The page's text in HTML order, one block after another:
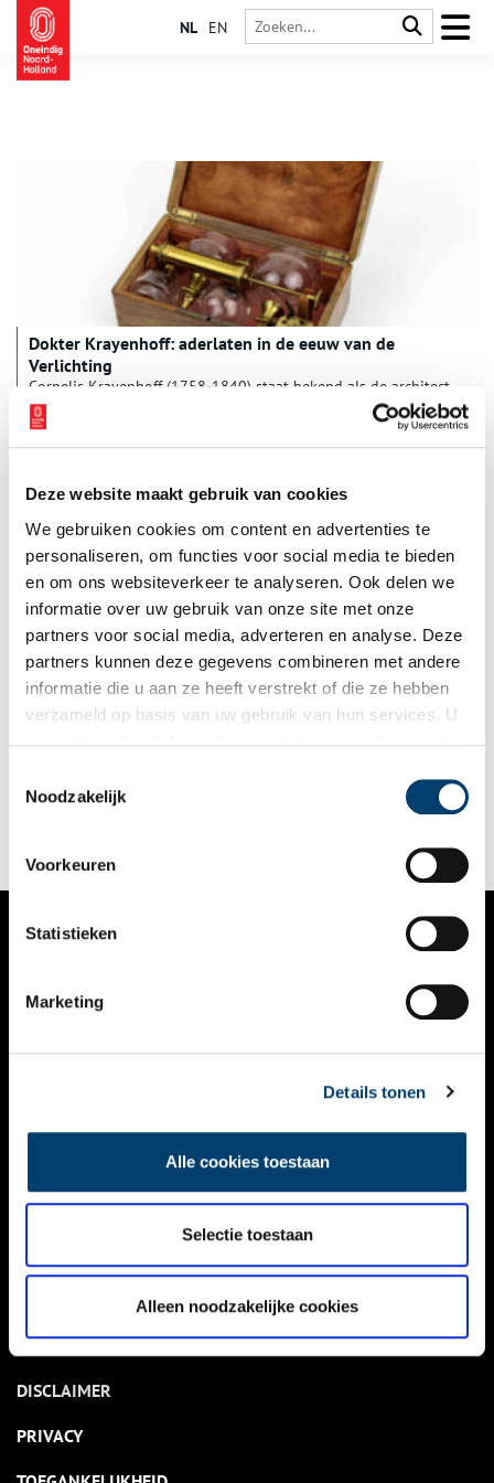
Deze website maakt gebruik van cookies
We gebruiken cookies om content en advertenties te
personaliseren, om functies voor social media te bieden
en om ons websiteverkeer te analyseren. Ook delen we
informatie over uw gebruik van onze site met onze
partners voor social media, adverteren en analyse. Deze
partners kunnen deze gegevens combineren met andere
informatie die u aan ze heeft verstrekt of die ze hebben
verzameld op basis van uw gebruik van hun services. U
Noodzakelijk
Voorkeuren
Statistieken
Marketing
Details tonen
Alle cookies toestaan
Selectie toestaan
Alleen noodzakelijke cookies
NL EN
Dokter Krayenhoff: aderlaten in de eeuw van de
Verlichting
Cornelis Krayenhoff (1758-1840) staat bekend als de architect
van de Stelling van Amsterdam en als initiatiefnemer van de
Nieuwe Hollandse Waterlinie. Slechts weinig mensen weten dat
hij ook geneeskunde gestudeerd heeft en vanaf 1785 als arts
behoorde een set voor aderlatingen. Maar werd deze
middeleeuwse methode nog wel toegepast in Krayenhoffs tijd?
Holistische heelmeesters: middeleeuwse geneeskunde
Wie denkt dat de middeleeuwen een donkere en vieze tijd
waren, waarin je met een verkoudheidje al ten dode
dichtten geneeskrachtige eigenschappen toe aan kruiden,
parfums en aderlatingen, maar kenden ook al ‘moderne’
NIEUWS
KALENDER
ACTIVITEITEN
NIEUWSBRIEF
DISCLAIMER
PRIVACY